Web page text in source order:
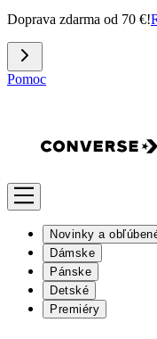
Doprava zdarma od 70 €!
Pomoc
Novinky a
Dámske
Pánske
Detské
Premiéry